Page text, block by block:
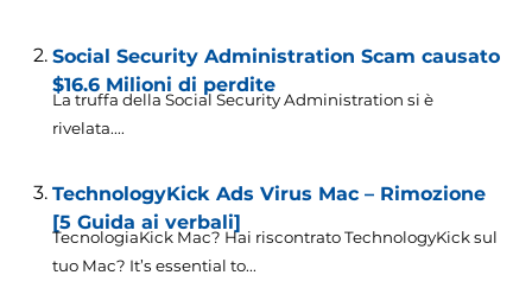
Social Security Administration Scam causato
$16.6 Milioni di perdite
La truffa della Social Security Administration si è
rivelata....
TechnologyKick Ads Virus Mac – Rimozione
[5 Guida ai verbali]
TecnologiaKick Mac? Hai riscontrato TechnologyKick sul
tuo Mac? It’s essential to...